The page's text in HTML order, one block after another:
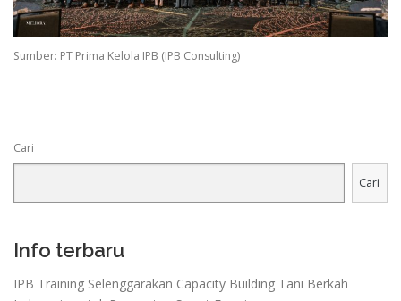
Sumber: PT Prima Kelola IPB (IPB Consulting)
Cari
Cari
Info terbaru
IPB Training Selenggarakan Capacity Building Tani Berkah